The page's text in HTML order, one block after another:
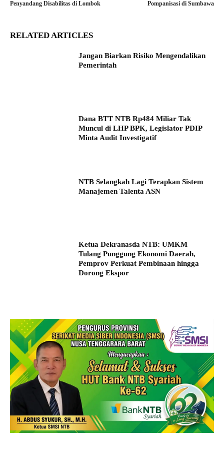
Penyandang Disabilitas di Lombok Pompanisasi di Sumbawa
RELATED ARTICLES
Jangan Biarkan Risiko Mengendalikan
Pemerintah
Dana BTT NTB Rp484 Miliar Tak
Muncul di LHP BPK, Legislator PDIP
Minta Audit Investigatif
NTB Selangkah Lagi Terapkan Sistem
Manajemen Talenta ASN
Ketua Dekranasda NTB: UMKM
Tulang Punggung Ekonomi Daerah,
Pemprov Perkuat Pembinaan hingga
Dorong Ekspor